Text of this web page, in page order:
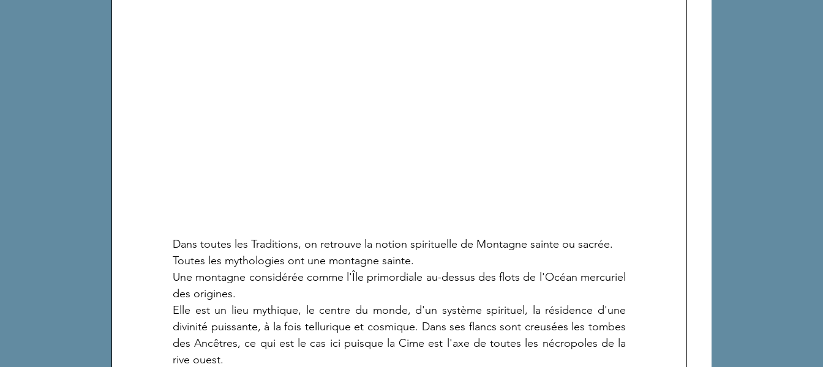
Dans toutes les Traditions, on retrouve la notion spirituelle de Montagne sainte ou sacrée.
Toutes les mythologies ont une montagne sainte.
Une montagne considérée comme l'Île primordiale au-dessus des flots de l'Océan mercuriel
des origines.
Elle est un lieu mythique, le centre du monde, d'un système spirituel, la résidence d'une
divinité puissante, à la fois tellurique et cosmique. Dans ses flancs sont creusées les tombes
des Ancêtres, ce qui est le cas ici puisque la Cime est l'axe de toutes les nécropoles de la
rive ouest.